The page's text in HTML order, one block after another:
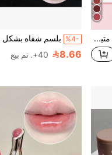
Gege Bear رطب مرآة ملمع شفاه , متين مرطب احمر الشفاة سائل غير لاصق فنجان لامع ملمع شفاه Y2K احمر الشفاة سائل %4-
8.66 40+. تم بيع